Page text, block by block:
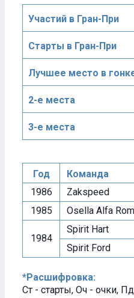
Участий в Гран-При
Старты в Гран-При
Лучшее место в
2-е места
3-е места
Год Команда
1986
Zakspeed
1985
Osella Alfa
1984
Spirit Hart
Spirit Ford
*Расшифровка:
Ст - старты, Оч - очки,